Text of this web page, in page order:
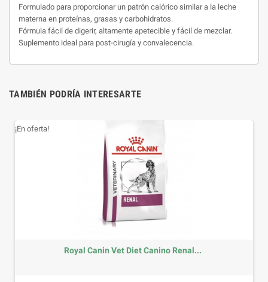
Formulado para proporcionar un patrón calórico similar a la leche
materna en proteínas, grasas y carbohidratos.
Fórmula fácil de digerir, altamente apetecible y fácil de mezclar.
Suplemento ideal para post-cirugía y convalecencia.
TAMBIÉN PODRÍA INTERESARTE
Royal Canin Vet Diet Canino Renal...
¡En oferta!